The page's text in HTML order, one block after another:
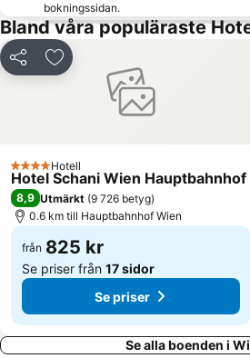
Musikverein
Favoriten
Altwiener Christkindlmarkt
Ernst
Belvedere Galleri
Naturhistoriska Muséet i Wien
Döbling
Belvedere Palace
Red
bokningssidan.
Bland våra populäraste
Dela Lägg till i Mina Favoriter
4 Stjärnor
Hotell
Hotel Schani Wien Hauptbahnhof
8,9 Utmärkt (9 726 betyg)
0.6 km till Hauptbahnhof Wien
från 825 kr
Se priser från 17 sidor
Se priser
Se alla boenden i